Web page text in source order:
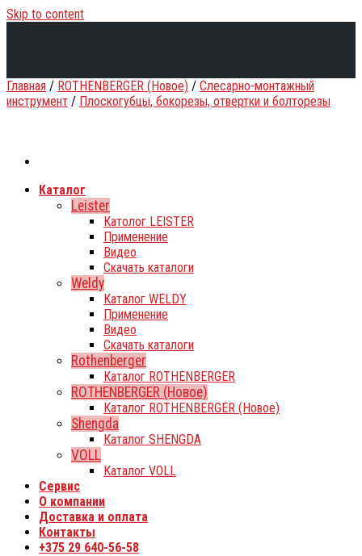
Skip to content
Каталог
Leister
Католог LEISTER
Применение
Видео
Скачать каталоги
Weldy
Каталог WELDY
Применение
Видео
Скачать каталоги
Rothenberger
Каталог ROTHENBERGER
ROTHENBERGER (Новое)
Каталог ROTHENBERGER (Новое)
Shengda
Каталог SHENGDA
VOLL
Каталог VOLL
Сервис
О компании
Доставка и оплата
Контакты
+375 29 640-56-58
Главная / ROTHENBERGER (Новое) / Слесарно-монтажный
инструмент / Плоскогубцы, бокорезы, отвертки и болторезы